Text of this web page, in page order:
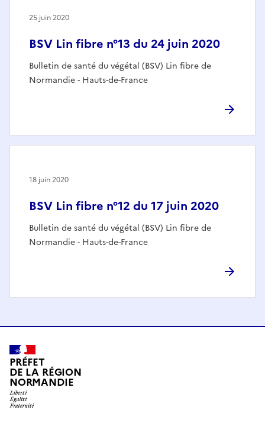
BSV Lin fibre n°13 du 24 juin 2020
Bulletin de santé du végétal (BSV) Lin fibre de
Normandie - Hauts-de-France
25 juin 2020
BSV Lin fibre n°12 du 17 juin 2020
Bulletin de santé du végétal (BSV) Lin fibre de
Normandie - Hauts-de-France
18 juin 2020
PRÉFET
DE LA RÉGION
NORMANDIE